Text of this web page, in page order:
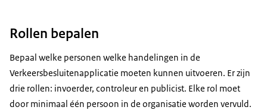
Rollen bepalen
Bepaal welke personen welke handelingen in de
Verkeersbesluitenapplicatie moeten kunnen uitvoeren. Er zijn
drie rollen: invoerder, controleur en publicist. Elke rol moet
door minimaal één persoon in de organisatie worden vervuld.